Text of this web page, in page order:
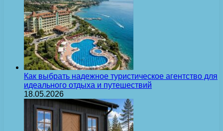
Как выбрать надежное туристическое агентство для
идеального отдыха и путешествий
18.05.2026